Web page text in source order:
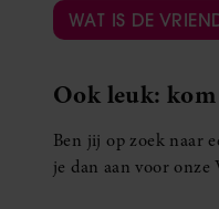
WAT IS DE
Ook leuk:
Ben jij op zoek naar
je dan aan voor